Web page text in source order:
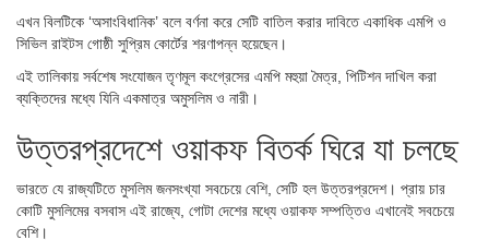
এখন বিলটিকে ‘অসাংবিধানিক’ বলে বর্ণনা করে সেটি বাতিল করার দাবিতে একাধিক এমপি ও
সিভিল রাইটস গোষ্ঠী সুপ্রিম কোর্টের শরণাপন্ন হয়েছেন।
এই তালিকায় সর্বশেষ সংযোজন তৃণমূল কংগ্রেসের এমপি মহুয়া মৈত্র, পিটিশন দাখিল করা
ব্যক্তিদের মধ্যে যিনি একমাত্র অমুসলিম ও নারী।
উত্তরপ্রদেশে ওয়াকফ বিতর্ক ঘিরে যা চলছে
ভারতে যে রাজ্যটিতে মুসলিম জনসংখ্যা সবচেয়ে বেশি, সেটি হল উত্তরপ্রদেশ। প্রায় চার
কোটি মুসলিমের বসবাস এই রাজ্যে, গোটা দেশের মধ্যে ওয়াকফ সম্পত্তিও এখানেই সবচেয়ে
বেশি।